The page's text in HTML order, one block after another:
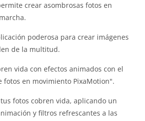
crear asombrosas fotos en
poderosa para crear imágenes
de la multitud.
vida con efectos animados con el
en movimiento PixaMotion".
fotos cobren vida, aplicando un
y filtros refrescantes a las